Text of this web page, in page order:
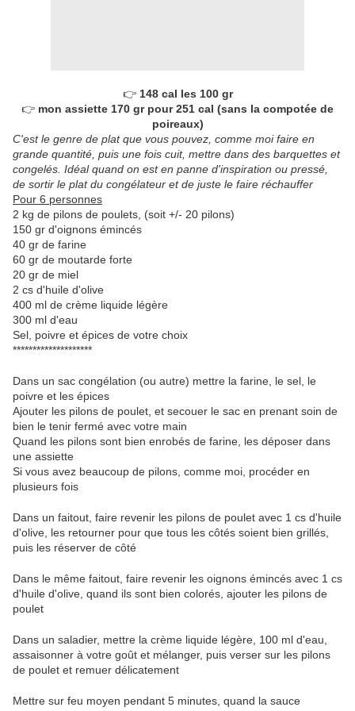
👉 148 cal les 100 gr
👉 mon assiette 170 gr pour 251 cal (sans la compotée de
poireaux)
C'est le genre de plat que vous pouvez, comme moi faire en
grande quantité, puis une fois cuit, mettre dans des barquettes et
congelés. Idéal quand on est en panne d'inspiration ou pressé,
de sortir le plat du congélateur et de juste le faire réchauffer
Pour 6 personnes
2 kg de pilons de poulets, (soit +/- 20 pilons)
150 gr d'oignons émincés
40 gr de farine
60 gr de moutarde forte
20 gr de miel
2 cs d'huile d'olive
400 ml de crème liquide légère
300 ml d'eau
Sel, poivre et épices de votre choix
********************
Dans un sac congélation (ou autre) mettre la farine, le sel, le
poivre et les épices
Ajouter les pilons de poulet, et secouer le sac en prenant soin de
bien le tenir fermé avec votre main
Quand les pilons sont bien enrobés de farine, les déposer dans
une assiette
Si vous avez beaucoup de pilons, comme moi, procéder en
plusieurs fois
Dans un faitout, faire revenir les pilons de poulet avec 1 cs d'huile
d'olive, les retourner pour que tous les côtés soient bien grillés,
puis les réserver de côté
Dans le même faitout, faire revenir les oignons émincés avec 1 cs
d'huile d'olive, quand ils sont bien colorés, ajouter les pilons de
poulet
Dans un saladier, mettre la crème liquide légère, 100 ml d'eau,
assaisonner à votre goût et mélanger, puis verser sur les pilons
de poulet et remuer délicatement
Mettre sur feu moyen pendant 5 minutes, quand la sauce